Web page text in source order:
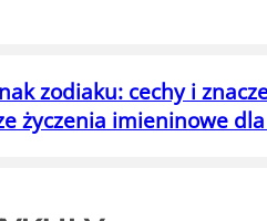
zodiaku: cechy i
życzenia imieninowe